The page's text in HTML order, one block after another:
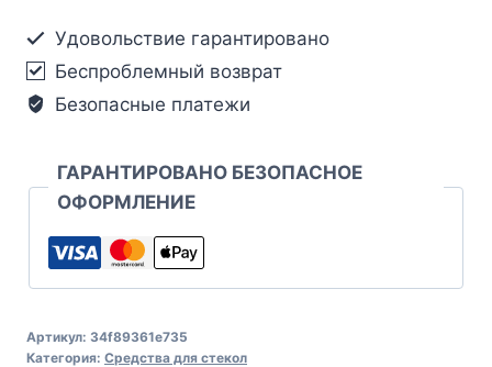
Удовольствие гарантировано
Беспроблемный возврат
Безопасные платежи
ГАРАНТИРОВАНО БЕЗОПАСНОЕ
ОФОРМЛЕНИЕ
Артикул: 34f89361e735
Категория: Средства для стекол